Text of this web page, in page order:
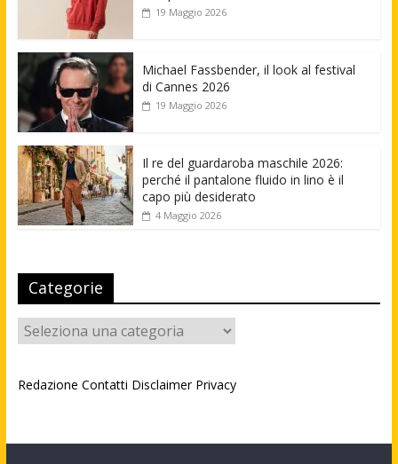
19 Maggio 2026
Michael Fassbender, il look al festival
di Cannes 2026
19 Maggio 2026
Il re del guardaroba maschile 2026:
perché il pantalone fluido in lino è il
capo più desiderato
4 Maggio 2026
Categorie
Categorie
Redazione Contatti Disclaimer Privacy